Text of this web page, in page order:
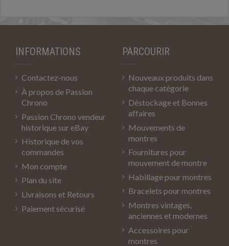
INFORMATIONS
Contactez-nous
À propos de Passion
Chrono
Passion Chrono vendeur
historique sur eBay
Historique de vos
commandes
Mon compte
Plan du site
Livraisons et Retours
Paiement sécurisé
PARCOURIR
Nouveaux produits dans
chaque catégorie
Déstockage et Bonnes
affaires
Mouvements de
montres
Fournitures pour
mouvement de montre
Habillage pour montres
Bracelets pour montres
Montres vintages,
anciennes et modernes
Accessoires pour
montres